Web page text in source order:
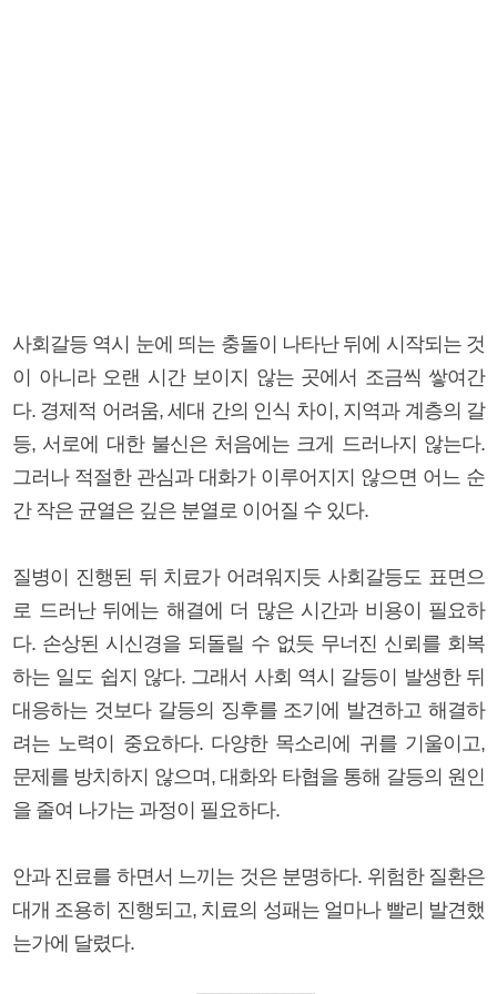
사회갈등 역시 눈에 띄는 충돌이 나타난 뒤에 시작되는 것
이 아니라 오랜 시간 보이지 않는 곳에서 조금씩 쌓여간
다. 경제적 어려움, 세대 간의 인식 차이, 지역과 계층의 갈
등, 서로에 대한 불신은 처음에는 크게 드러나지 않는다.
그러나 적절한 관심과 대화가 이루어지지 않으면 어느 순
간 작은 균열은 깊은 분열로 이어질 수 있다.
질병이 진행된 뒤 치료가 어려워지듯 사회갈등도 표면으
로 드러난 뒤에는 해결에 더 많은 시간과 비용이 필요하
다. 손상된 시신경을 되돌릴 수 없듯 무너진 신뢰를 회복
하는 일도 쉽지 않다. 그래서 사회 역시 갈등이 발생한 뒤
대응하는 것보다 갈등의 징후를 조기에 발견하고 해결하
려는 노력이 중요하다. 다양한 목소리에 귀를 기울이고,
문제를 방치하지 않으며, 대화와 타협을 통해 갈등의 원인
을 줄여 나가는 과정이 필요하다.
안과 진료를 하면서 느끼는 것은 분명하다. 위험한 질환은
대개 조용히 진행되고, 치료의 성패는 얼마나 빨리 발견했
는가에 달렸다.